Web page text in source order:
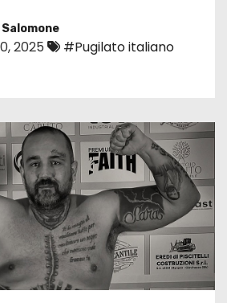
Salomone
2025 #Pugilato italiano